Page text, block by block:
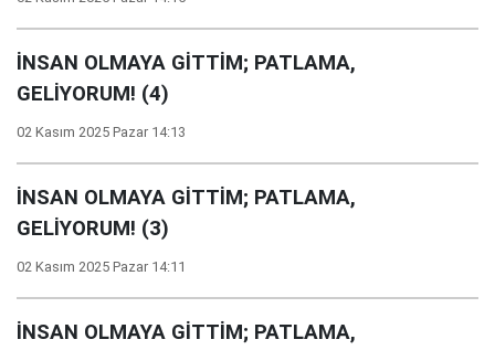
İNSAN OLMAYA GİTTİM; PATLAMA,
GELİYORUM! (4)
02 Kasım 2025 Pazar 14:13
İNSAN OLMAYA GİTTİM; PATLAMA,
GELİYORUM! (3)
02 Kasım 2025 Pazar 14:11
İNSAN OLMAYA GİTTİM; PATLAMA,